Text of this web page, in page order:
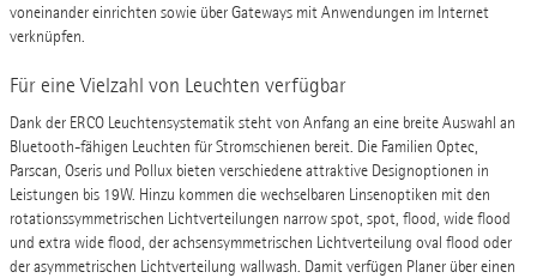
voneinander einrichten sowie über Gateways mit Anwendungen im Internet
verknüpfen.
Für eine Vielzahl von Leuchten verfügbar
Dank der ERCO Leuchtensystematik steht von Anfang an eine breite Auswahl an
Bluetooth-fähigen Leuchten für Stromschienen bereit. Die Familien Optec,
Parscan, Oseris und Pollux bieten verschiedene attraktive Designoptionen in
Leistungen bis 19W. Hinzu kommen die wechselbaren Linsenoptiken mit den
rotationssymmetrischen Lichtverteilungen narrow spot, spot, flood, wide flood
und extra wide flood, der achsensymmetrischen Lichtverteilung oval flood oder
der asymmetrischen Lichtverteilung wallwash. Damit verfügen Planer über einen